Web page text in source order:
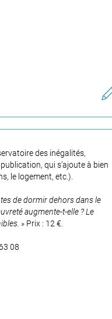
des inégalités,
qui s’ajoute à bien
le logement, etc.).
de dormir dehors dans le
augmente-t-elle ? Le
» Prix : 12 €.
08